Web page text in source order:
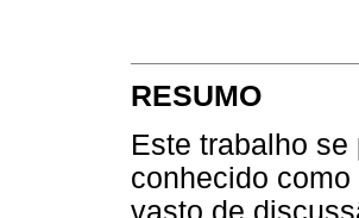
RESUMO
Este trabalho
conhecido